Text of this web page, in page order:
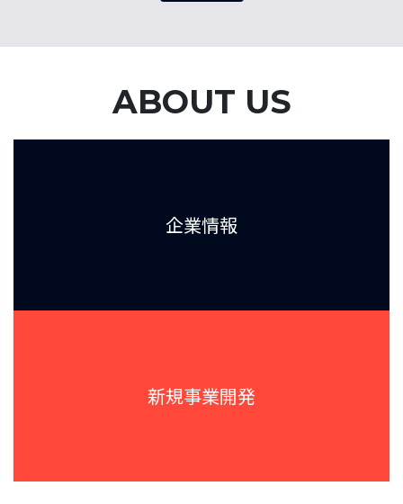
ABOUT US
企業情報
新規事業開発